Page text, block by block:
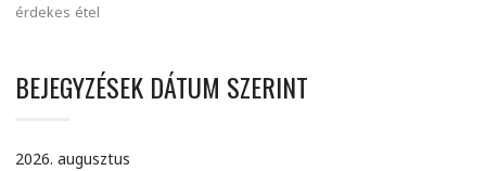
érdekes étel
BEJEGYZÉSEK DÁTUM SZERINT
2026. augusztus